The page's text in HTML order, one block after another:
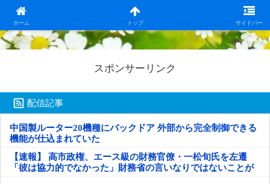
ホーム トップ サイドバー
日本第一！ニュース録
スポンサーリンク
配信記事
中国製ルーター20機種にバックドア 外部から完全制御できる
機能が仕込まれていた
【速報】 高市政権、エース級の財務官僚・一松旬氏を左遷
「彼は協力的でなかった」財務省の言いなりではないことが
判明